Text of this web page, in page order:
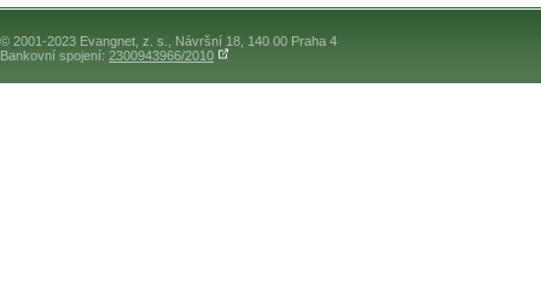
© 2001-2023 Evangnet, z. s., Návršní 18, 140 00 Praha 4
Bankovní spojení: 2300943966/2010